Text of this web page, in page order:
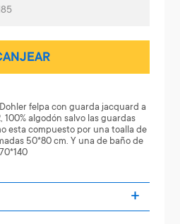
felpa con guarda jacquard a
algodón salvo las guardas
esta compuesto por una toalla de
50*80 cm. Y una de baño de